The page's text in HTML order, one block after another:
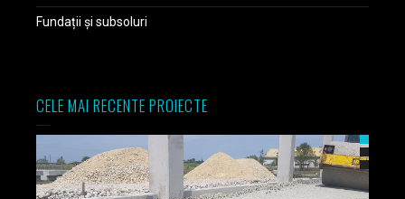
Fundații și subsoluri
CELE MAI RECENTE PROIECTE